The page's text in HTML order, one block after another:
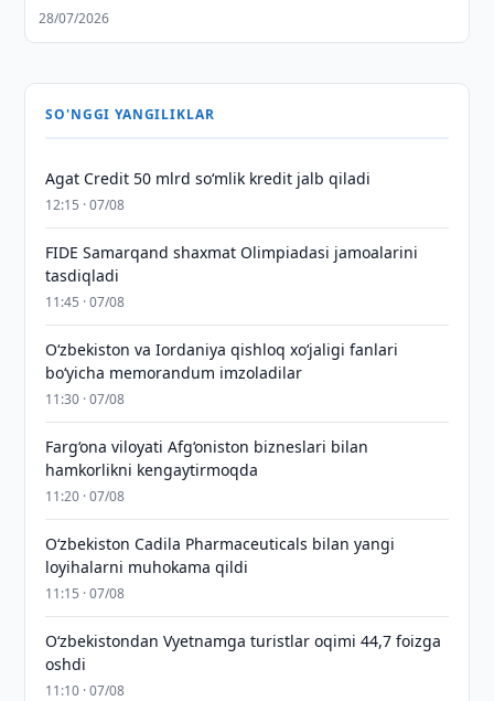
28/07/2026
SO'NGGI YANGILIKLAR
Agat Credit 50 mlrd so‘mlik kredit jalb qiladi
12:15 · 07/08
FIDE Samarqand shaxmat Olimpiadasi jamoalarini
tasdiqladi
11:45 · 07/08
Oʻzbekiston va Iordaniya qishloq xoʻjaligi fanlari
boʻyicha memorandum imzoladilar
11:30 · 07/08
Farg‘ona viloyati Afg‘oniston bizneslari bilan
hamkorlikni kengaytirmoqda
11:20 · 07/08
Oʻzbekiston Cadila Pharmaceuticals bilan yangi
loyihalarni muhokama qildi
11:15 · 07/08
O‘zbekistondan Vyetnamga turistlar oqimi 44,7 foizga
oshdi
11:10 · 07/08